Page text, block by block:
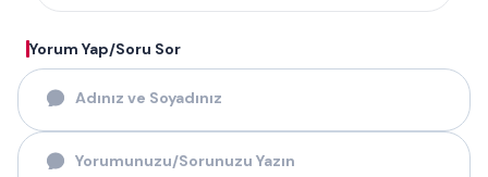
Yorum Yap/Soru Sor